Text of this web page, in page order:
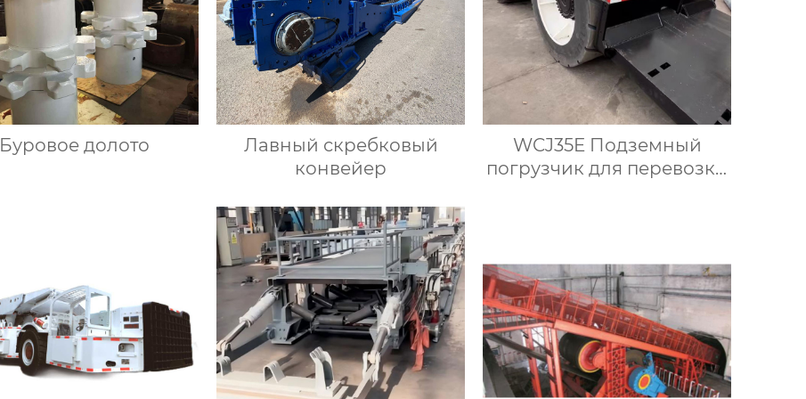
Буровое долото
Лавный скребковый
конвейер
WCJ35E Подземный
погрузчик для перевозки